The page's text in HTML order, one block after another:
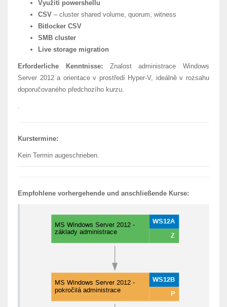
Využití powershellu
CSV – cluster shared volume, quorum, witness
Bitlocker CSV
SMB cluster
Live storage migration
Erforderliche Kenntnisse: Znalost administrace Windows
Server 2012 a orientace v prostředí Hyper-V, ideálně v rozsahu
doporučovaného předchozího kurzu.
.
Kurstermine:
Kein Termin augeschrieben.
Empfohlene vorhergehende und anschließende Kurse: